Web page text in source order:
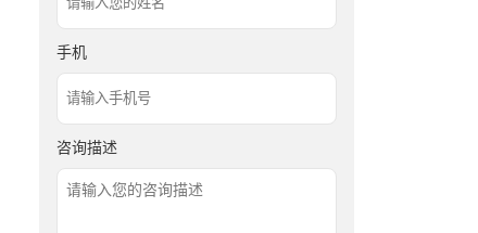
手机
咨询描述